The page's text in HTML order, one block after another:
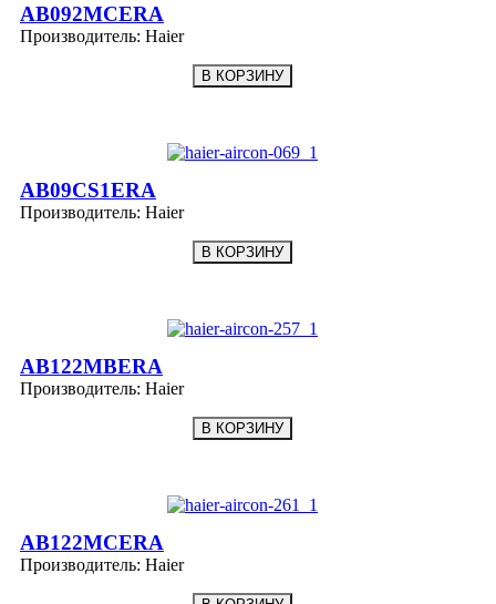
AB092MCERA
Производитель: Haier
AB09CS1ERA
Производитель: Haier
AB122MBERA
Производитель: Haier
AB122MCERA
Производитель: Haier